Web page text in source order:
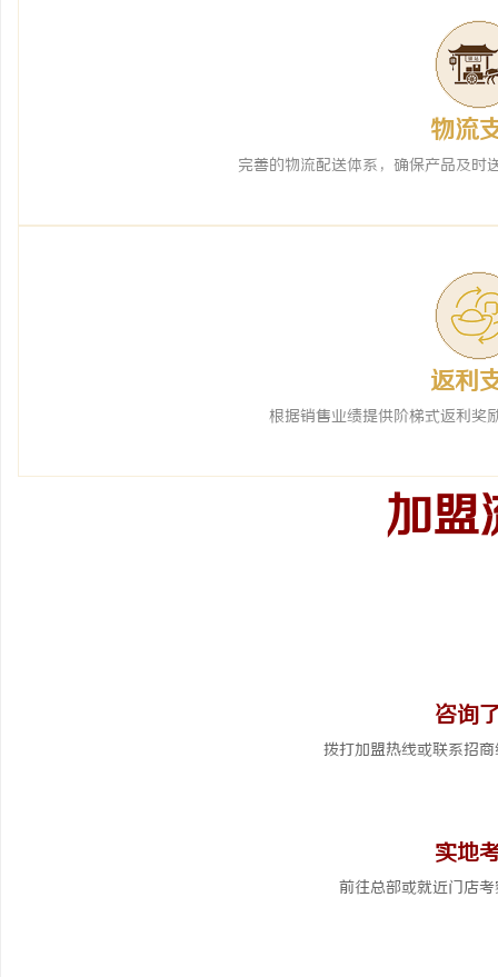
物流
完善的物流配送体系，确保产品及时
返利
根据销售业绩提供阶梯式返利奖
加盟
咨询
拨打加盟热线或联系招
实地
前往总部或就近门店